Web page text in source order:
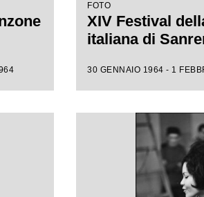
FOTO
XIV Festival
italiana di
30 GENNAIO 1964 - 1